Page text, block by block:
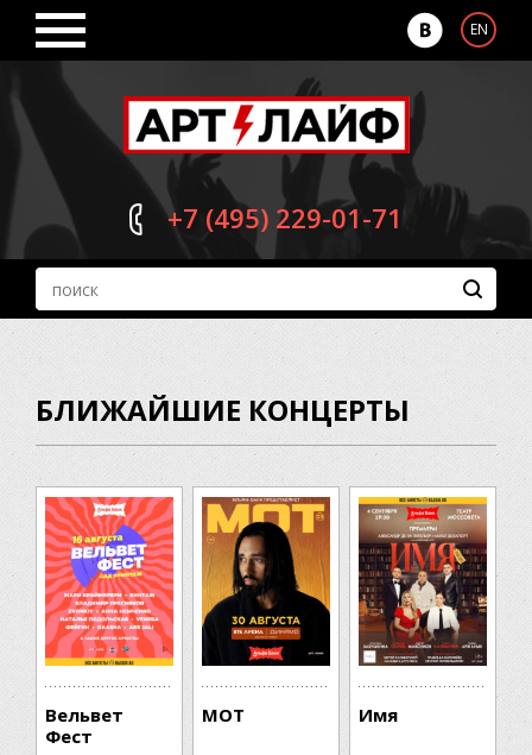
EN
+7 (495) 229-01-71
БЛИЖАЙШИЕ КОНЦЕРТЫ
Вельвет
Фест
МОТ Имя